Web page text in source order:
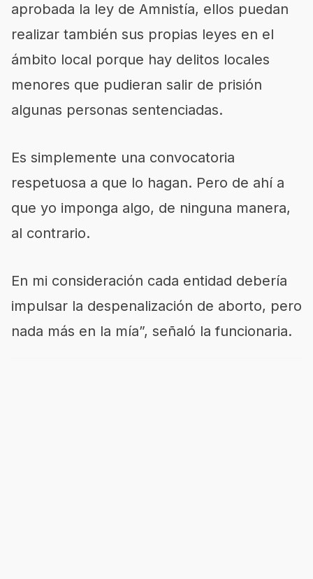
aprobada la ley de Amnistía, ellos puedan
realizar también sus propias leyes en el
ámbito local porque hay delitos locales
menores que pudieran salir de prisión
algunas personas sentenciadas.
Es simplemente una convocatoria
respetuosa a que lo hagan. Pero de ahí a
que yo imponga algo, de ninguna manera,
al contrario.
En mi consideración cada entidad debería
impulsar la despenalización de aborto, pero
nada más en la mía”, señaló la funcionaria.